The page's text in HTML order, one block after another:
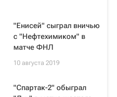
"Енисей" сыграл вничью
с "Нефтехимиком" в
матче ФНЛ
10 августа 2019
"Спартак-2" обыграл